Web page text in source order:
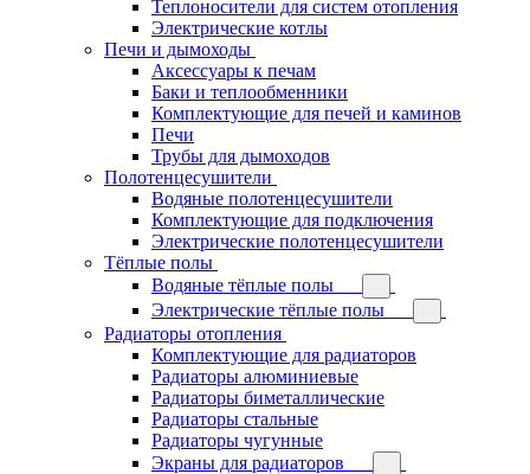
Теплоносители для систем отопления
Электрические котлы
Печи и дымоходы
Аксессуары к печам
Баки и теплообменники
Комплектующие для печей и каминов
Печи
Трубы для дымоходов
Полотенцесушители
Водяные полотенцесушители
Комплектующие для подключения
Электрические полотенцесушители
Тёплые полы
Водяные тёплые полы
Электрические тёплые полы
Радиаторы отопления
Комплектующие для радиаторов
Радиаторы алюминиевые
Радиаторы биметаллические
Радиаторы стальные
Радиаторы чугунные
Экраны для радиаторов